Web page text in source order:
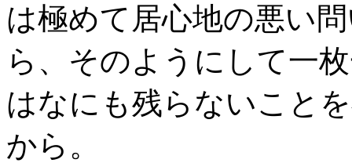
は極めて居心地の悪い
ら、そのようにして一
はなにも残らないこと
から。